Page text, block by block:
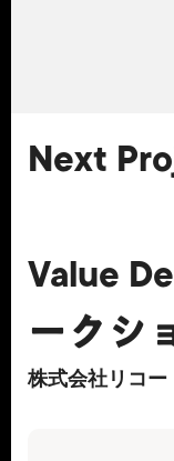
Next
Value
ークシ
株式会社リコー